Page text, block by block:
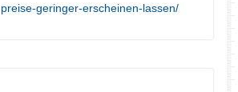
preise-geringer-erscheinen-lassen/